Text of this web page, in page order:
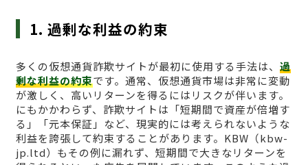
1. 過剰な利益の約束
多くの仮想通貨詐欺サイトが最初に使用する手法は、 過
剰な利益の約束です。通常、仮想通貨市場は非常に変動
が激しく、高いリターンを得るにはリスクが伴います。
にもかかわらず、詐欺サイトは「短期間で資産が倍増す
る」「元本保証」など、現実的には考えられないような
利益を誇張して約束することがあります。KBW（kbw-
jp.ltd）もその例に漏れず、短期間で大きなリターンを